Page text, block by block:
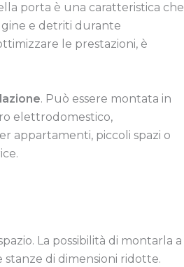
porta è una caratteristica che
e detriti durante
le prestazioni, è
. Può essere montata in
elettrodomestico,
appartamenti, piccoli spazi o
La possibilità di montarla a
di dimensioni ridotte.